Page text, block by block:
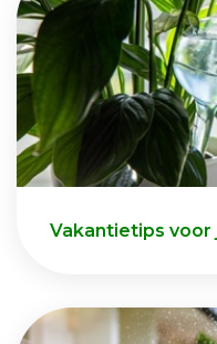
Vakantietips